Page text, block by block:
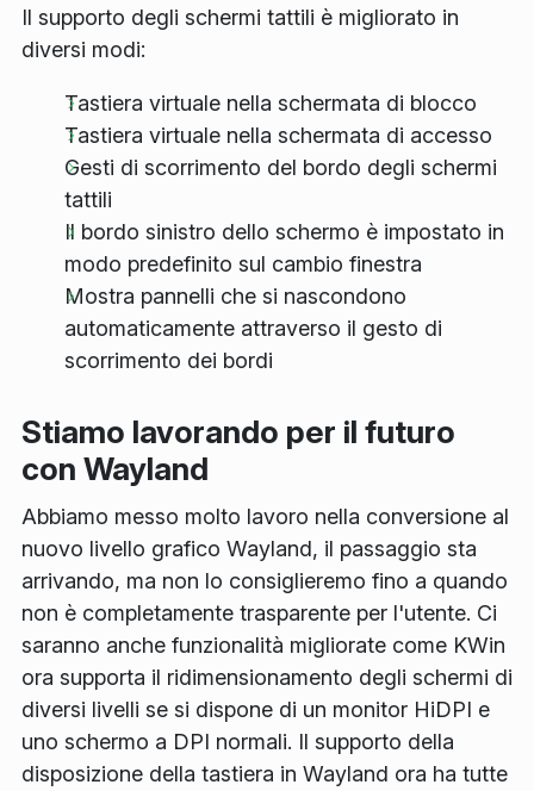
Il supporto degli schermi tattili è migliorato in
diversi modi:
Tastiera virtuale nella schermata di blocco
Tastiera virtuale nella schermata di accesso
Gesti di scorrimento del bordo degli schermi
tattili
Il bordo sinistro dello schermo è impostato in
modo predefinito sul cambio finestra
Mostra pannelli che si nascondono
automaticamente attraverso il gesto di
scorrimento dei bordi
Stiamo lavorando per il futuro
con Wayland
Abbiamo messo molto lavoro nella conversione al
nuovo livello grafico Wayland, il passaggio sta
arrivando, ma non lo consiglieremo fino a quando
non è completamente trasparente per l'utente. Ci
saranno anche funzionalità migliorate come KWin
ora supporta il ridimensionamento degli schermi di
diversi livelli se si dispone di un monitor HiDPI e
uno schermo a DPI normali. Il supporto della
disposizione della tastiera in Wayland ora ha tutte